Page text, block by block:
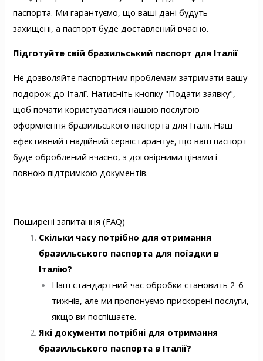
паспорта. Ми гарантуємо, що ваші дані будуть
захищені, а паспорт буде доставлений вчасно.
Підготуйте свій бразильський паспорт для Італії
Не дозволяйте паспортним проблемам затримати вашу
подорож до Італії. Натисніть кнопку "Подати заявку",
щоб почати користуватися нашою послугою
оформлення бразильського паспорта для Італії. Наш
ефективний і надійний сервіс гарантує, що ваш паспорт
буде оброблений вчасно, з договірними цінами і
повною підтримкою документів.
Поширені запитання (FAQ)
Скільки часу потрібно для отримання
бразильського паспорта для поїздки в
Італію?
Наш стандартний час обробки становить 2-6
тижнів, але ми пропонуємо прискорені послуги,
якщо ви поспішаєте.
Які документи потрібні для отримання
бразильського паспорта в Італії?